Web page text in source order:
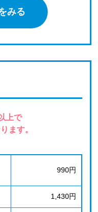
みる
上で
ます。
990円
1,430円